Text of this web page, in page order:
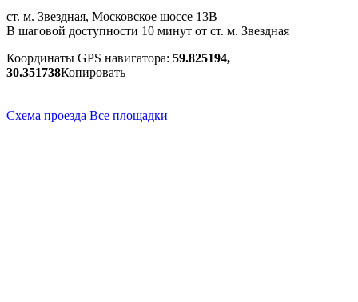
ст. м. Звездная, Московское шоссе 13B
В шаговой доступности 10 минут от ст. м. Звездная
Координаты GPS навигатора: 59.825194,
30.351738Копировать
Схема проезда Все площадки